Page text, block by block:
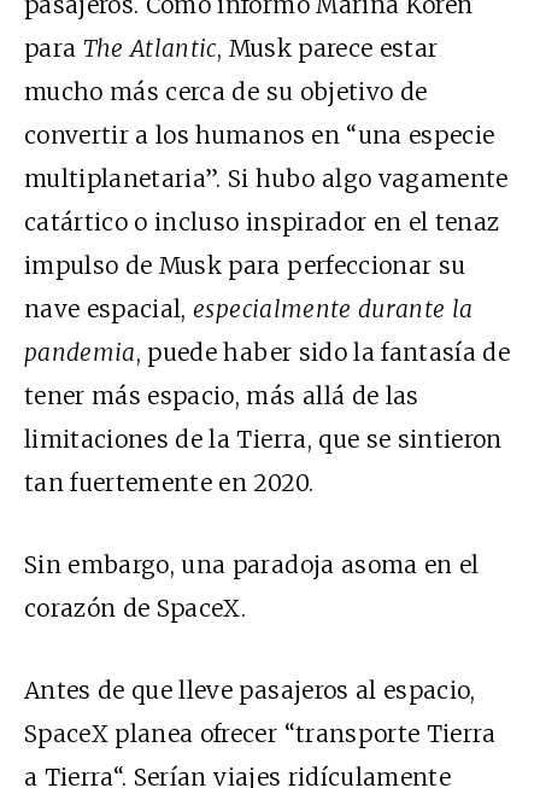
para The Atlantic, Musk parece estar
mucho más cerca de su objetivo de
convertir a los humanos en “una especie
multiplanetaria”. Si hubo algo vagamente
catártico o incluso inspirador en el tenaz
impulso de Musk para perfeccionar su
nave espacial,especialmente durante la
pandemia, puede haber sido la fantasía de
tener más espacio, más allá de las
limitaciones de la Tierra, que se sintieron
tan fuertemente en 2020.
Sin embargo, una paradoja asoma en el
corazón de SpaceX.
Antes de que lleve pasajeros al espacio,
SpaceX planea ofrecer “transporte Tierra
a Tierra“. Serían viajes ridículamente